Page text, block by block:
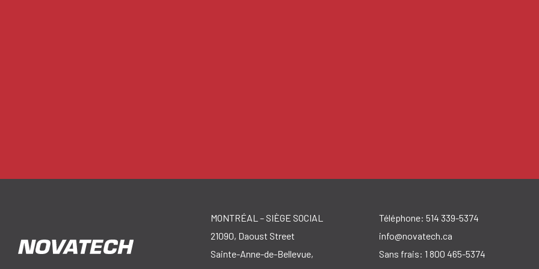
MONTRÉAL – SIÈGE SOCIAL
21090, Daoust Street
Sainte-Anne-de-Bellevue,
Téléphone: 514 339-5374
info@novatech.ca
Sans frais: 1 800 465-5374